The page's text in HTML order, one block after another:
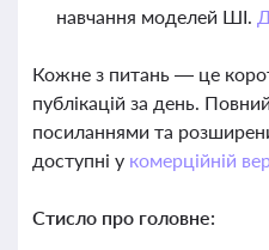
навчання моделей ШІ.
Кожне з питань — це
публікацій за день.
посиланнями та
доступні у комерційній
Стисло про головне: